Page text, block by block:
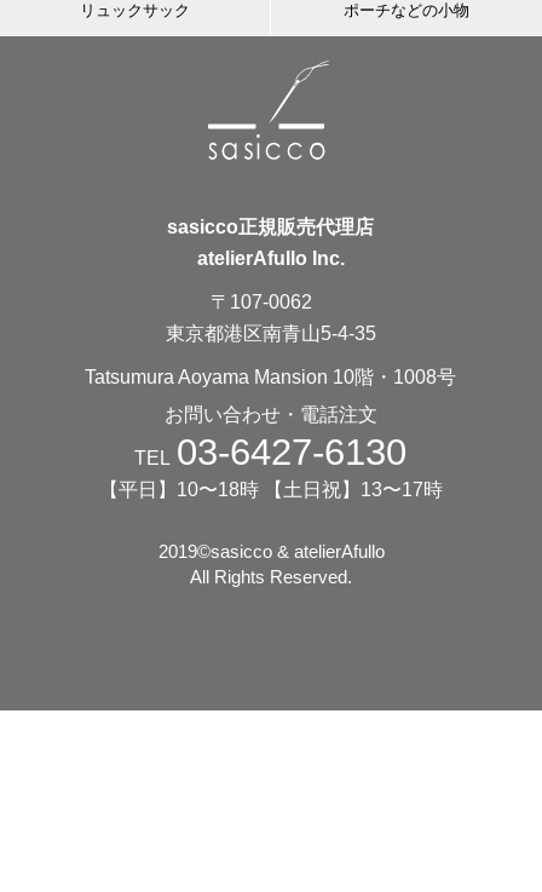
リュックサック ポーチなどの小物
sasicco正規販売代理店
atelierAfullo Inc.
〒107-0062
東京都港区南青山5-4-35
Tatsumura Aoyama Mansion 10階・1008号
お問い合わせ・電話注文
TEL 03-6427-6130
【平日】10〜18時 【土日祝】13〜17時
2019©️sasicco & atelierAfullo
All Rights Reserved.